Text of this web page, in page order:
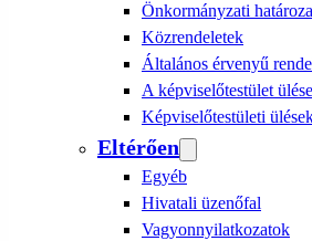
Önkormányzati
Közrendeletek
Általános érvenyű
A képviselőtestület
Képviselőtestületi
Eltérően
Egyéb
Hivatali üzenőfal
Vagyonnyilatkozatok